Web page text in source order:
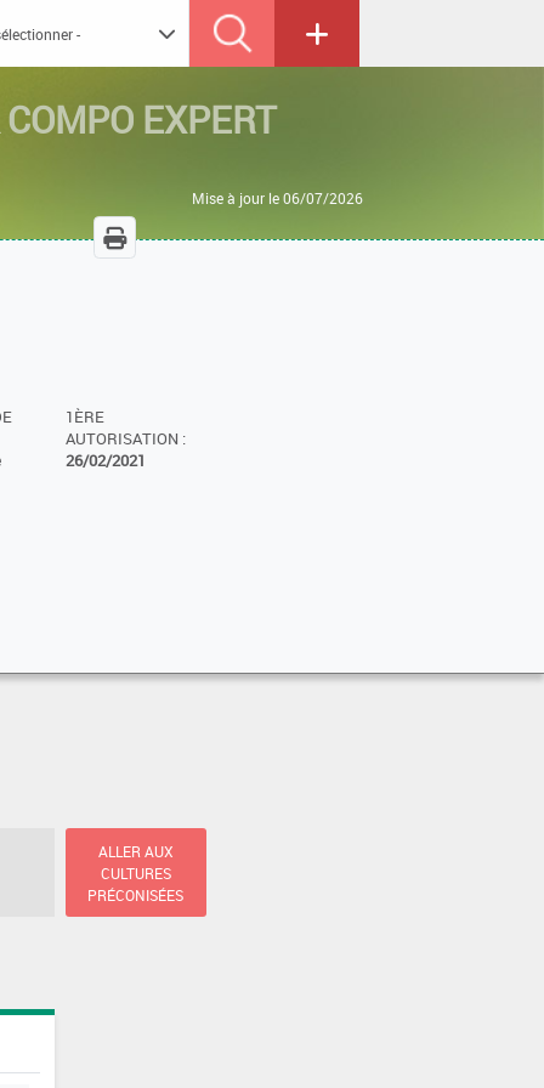
COMPO EXPERT
Mise à jour le 06/07/2026
1ÈRE
AUTORISATION :
26/02/2021
ALLER AUX
CULTURES
PRÉCONISÉES